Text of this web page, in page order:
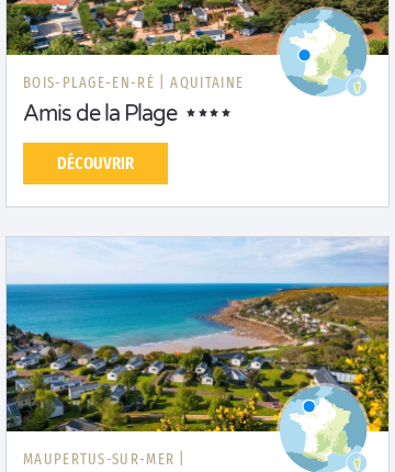
BOIS-PLAGE-EN-RÉ | AQUITAINE
Amis de la Plage
DÉCOUVRIR
MAUPERTUS-SUR-MER |